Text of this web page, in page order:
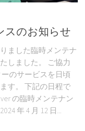
スのお知らせ
ました臨時メンテナ
しました。 ご協力
のサービスを日頃
す。 下記の日程で
の臨時メンテナン
年 4 月 12 日...